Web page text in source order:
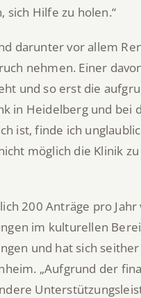
Hilfe zu holen.“
darunter vor allem
nehmen. Einer
und so erst die
in Heidelberg und bei
ist, finde ich
möglich die Klinik
200 Anträge pro
im kulturellen
und hat sich
„Aufgrund der